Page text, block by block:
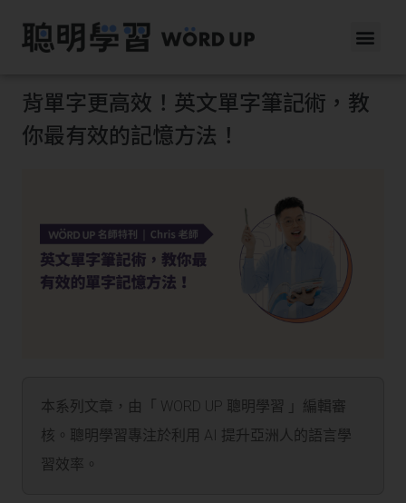
背單字更高效！英文單字筆記術，教
你最有效的記憶方法！
本系列文章，由「 WORD UP 聰明學習 」編輯審
核。聰明學習專注於利用 AI 提升亞洲人的語言學
習效率。